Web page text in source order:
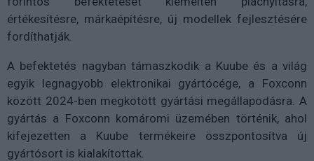
értékesítésre, márkaépítésre, új modellek fejlesztésére
fordíthatják.
A befektetés nagyban támaszkodik a Kuube és a világ
egyik legnagyobb elektronikai gyártócége, a Foxconn
között 2024-ben megkötött gyártási megállapodásra. A
gyártás a Foxconn komáromi üzemében történik, ahol
kifejezetten a Kuube termékeire összpontosítva új
gyártósort is kialakítottak.